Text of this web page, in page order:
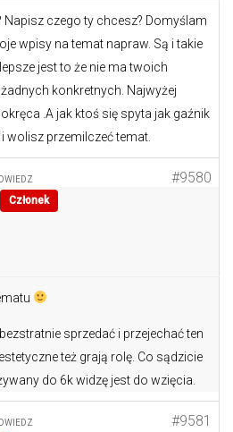
Napisz czego ty chcesz? Domyślam
wpisy na temat napraw. Są i takie
jest to że nie ma twoich
konkretnych. Najwyżej
.A jak ktoś się spyta jak gaźnik
wolisz przemilczeć temat.
#9580
Członek
sprzedać i przejechać ten
też grają rolę. Co sądzicie
do 6k widzę jest do wzięcia.
#9581